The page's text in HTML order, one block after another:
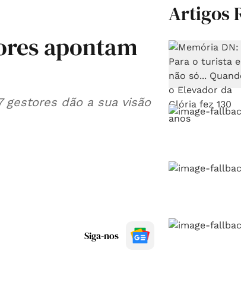
apontam
gestores dão a sua visão
Siga-nos
Artigos